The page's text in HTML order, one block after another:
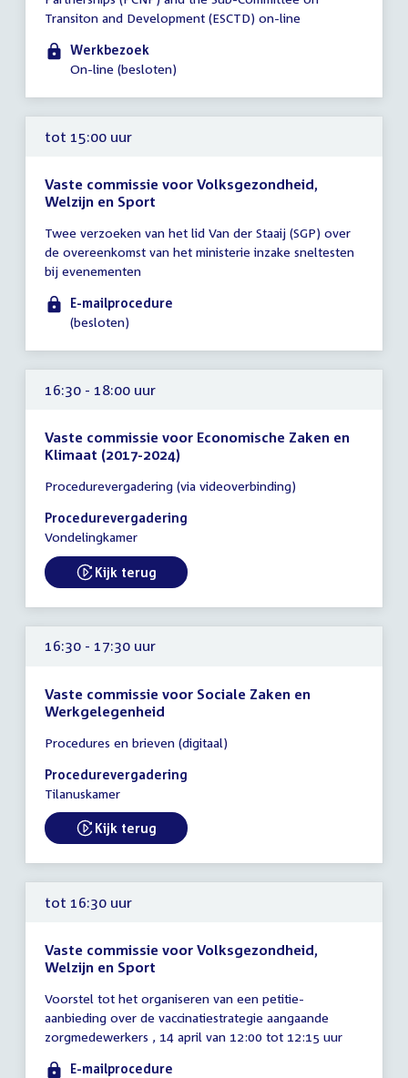
00:01
-
17:30
uur
Transiton and Development (ESCTD) on-line
Werkbezoek
On-line (besloten)
tot 15:00 uur
Vaste commissie voor Volksgezondheid,
Welzijn en Sport
vergadering
tot
15:00
uur
Twee verzoeken van het lid Van der Staaij (SGP) over
de overeenkomst van het ministerie inzake sneltesten
bij evenementen
E-mailprocedure
(besloten)
16:30 - 18:00 uur
Vaste commissie voor Economische Zaken en
Klimaat (2017-2024)
vergadering
16:30
-
uur
Procedurevergadering (via videoverbinding)
Procedurevergadering
Vondelingkamer
External link:
Kijk terug
16:30 - 17:30 uur
Vaste commissie voor Sociale Zaken en
Werkgelegenheid
vergadering
16:30
-
uur
Procedures en brieven (digitaal)
Procedurevergadering
Tilanuskamer
External link:
Kijk terug
tot 16:30 uur
Vaste commissie voor Volksgezondheid,
Welzijn en Sport
vergadering
tot
16:30
uur
Voorstel tot het organiseren van een petitie-
aanbieding over de vaccinatiestrategie aangaande
zorgmedewerkers , 14 april van 12:00 tot 12:15 uur
E-mailprocedure